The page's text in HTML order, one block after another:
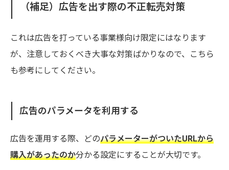
（補足）広告を出す際の不正転売対策
これは広告を打っている事業様向け限定にはなります
が、注意しておくべき大事な対策ばかりなので、こちら
も参考にしてください。
広告のパラメータを利用する
広告を運用する際、どのパラメーターがついたURLから
購入があったのか分かる設定にすることが大切です。